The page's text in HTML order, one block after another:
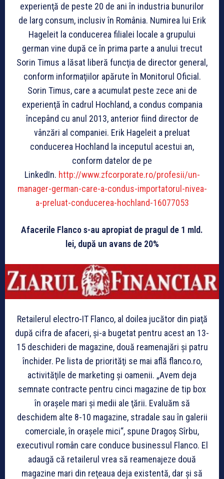
experienţă de peste 20 de ani în industria bunurilor
de larg consum, inclusiv în România. Numirea lui Erik
Hageleit la conducerea filialei locale a grupului
german vine după ce în prima parte a anului trecut
Sorin Timus a lăsat liberă funcţia de director general,
conform informaţiilor apărute în Monitorul Oficial.
Sorin Timus, care a acumulat peste zece ani de
experienţă în cadrul Hochland, a condus compania
începând cu anul 2013, anterior fiind director de
vânzări al companiei. Erik Hageleit a preluat
conducerea Hochland la inceputul acestui an,
conform datelor de pe
LinkedIn. http://www.zfcorporate.ro/profesii/un-
manager-german-care-a-condus-importatorul-nivea-
a-preluat-conducerea-hochland-16077053
Afacerile Flanco s-au apropiat de pragul de 1 mld.
lei, după un avans de 20%
Retailerul electro-IT Flanco, al doilea jucător din piaţă
după cifra de afaceri, şi-a bugetat pentru acest an 13-
15 deschideri de magazine, două reamenajări şi patru
închider. Pe lista de priorităţi se mai află flanco.ro,
activităţile de marketing şi oamenii. „Avem deja
semnate contracte pentru cinci magazine de tip box
în oraşele mari şi medii ale ţării. Evaluăm să
deschidem alte 8-10 magazine, stradale sau în galerii
comerciale, în oraşele mici“, spune Dragoş Sîrbu,
executivul român care conduce businessul Flanco. El
adaugă că retailerul vrea să reamenajeze două
magazine mari din reţeaua deja existentă, dar şi să